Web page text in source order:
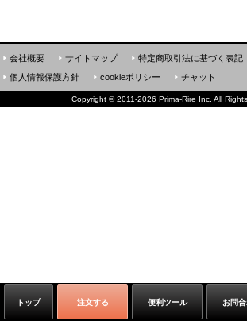
トップ 注文する 便利ツール お問
会社概要 サイトマップ 特定商取引法に基づく表記
個人情報保護方針
cookieポリシー チャット
Copyright ©2011-2026 Prima-Rire Inc. All